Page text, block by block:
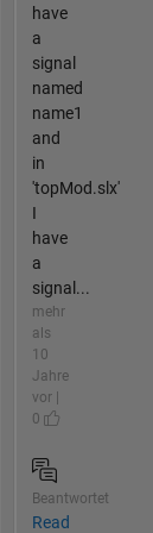
have
a
signal
named
name1
and
in
'topMod.slx'
I
have
a
signal...
mehr
als
10
Jahre
vor |
0
Beantwortet
Read